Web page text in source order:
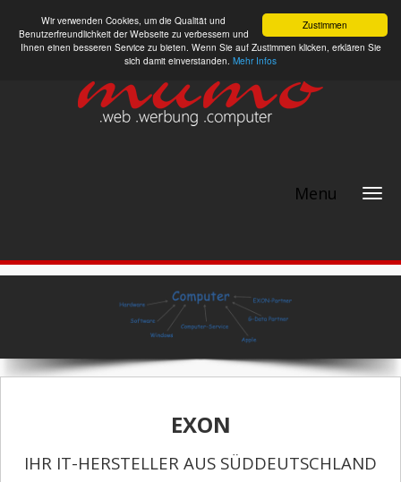
Zustimmen
Wir verwenden Cookies, um die Qualität und
Benutzerfreundlichkeit der Webseite zu verbessern und
Ihnen einen besseren Service zu bieten. Wenn Sie auf Zustimmen klicken, erklären Sie
sich damit einverstanden. Mehr Infos
Menu
EXON
IHR IT-HERSTELLER AUS SÜDDEUTSCHLAND